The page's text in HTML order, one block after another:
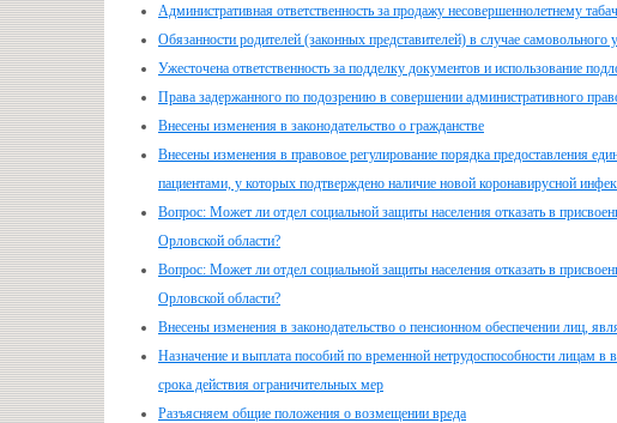
Административная ответственность за продажу несовершеннолетнему
Обязанности родителей (законных представителей) в случае самовольного
Ужесточена ответственность за подделку документов и использование
Права задержанного по подозрению в совершении административного
Внесены изменения в законодательство о гражданстве
Внесены изменения в правовое регулирование порядка предоставления
пациентами, у которых подтверждено наличие новой коронавирусной
Вопрос: Может ли отдел социальной защиты населения отказать в
Орловской области?
Вопрос: Может ли отдел социальной защиты населения отказать в
Орловской области?
Внесены изменения в законодательство о пенсионном обеспечении лиц,
Назначение и выплата пособий по временной нетрудоспособности лицам
срока действия ограничительных мер
Разъясняем общие положения о возмещении вреда